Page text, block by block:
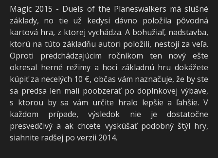
Magic 2015 - Duels of the Planeswalkers má slušné
základy, no tie už kedysi dávno položila pôvodná
kartová hra, z ktorej vychádza. A bohužiaľ, nadstavba,
ktorú na túto základňu autori položili, nestojí za veľa.
Oproti predchádzajúcim ročníkom ten nový ešte
okresal herné režimy a hoci základnú hru dokážete
kúpiť za necelých 10 €, občas vám naznačuje, že by ste
sa predsa len mali poobzerať po doplnkovej výbave,
s ktorou by sa vám určite hralo lepšie a ľahšie. V
každom prípade, výsledok nie je dostatočne
presvedčivý a ak chcete vyskúšať podobný štýl hry,
siahnite radšej po verzii 2014.